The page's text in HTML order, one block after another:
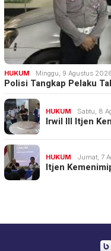
HUKUM Minggu, 9 Agustus 2026
Polisi Tangkap Pelaku
HUKUM Sabtu, 8
Irwil III Itjen
HUKUM Jumat, 7
Itjen